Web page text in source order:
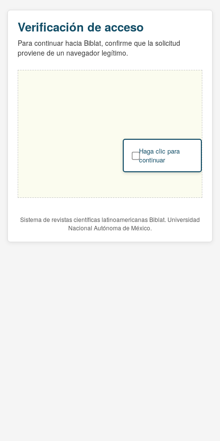
Verificación de acceso
Para continuar hacia Biblat, confirme que la solicitud
proviene de un navegador legítimo.
Haga clic para
continuar
Sistema de revistas científicas latinoamericanas Biblat. Universidad
Nacional Autónoma de México.